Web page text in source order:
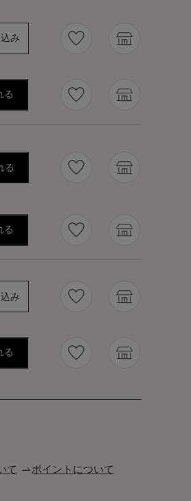
み
る
る
る
み
る
て ポイントについて